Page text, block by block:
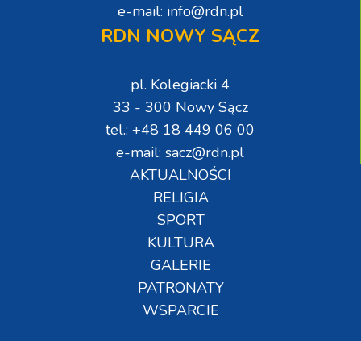
e-mail: info@rdn.pl
RDN NOWY SĄCZ
pl. Kolegiacki 4
33 - 300 Nowy Sącz
tel.: +48 18 449 06 00
e-mail: sacz@rdn.pl
AKTUALNOŚCI
RELIGIA
SPORT
KULTURA
GALERIE
PATRONATY
WSPARCIE